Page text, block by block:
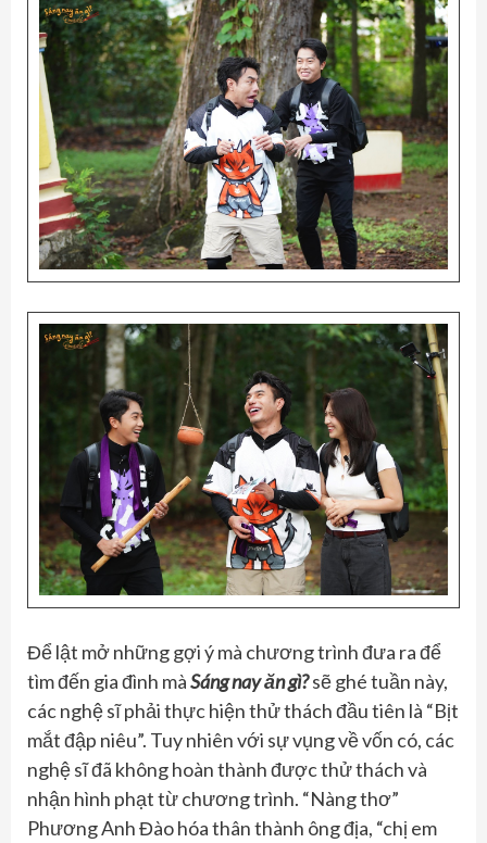
Để lật mở những gợi ý mà chương trình đưa ra để
tìm đến gia đình màSáng nay ăn gì?sẽ ghé tuần này,
các nghệ sĩ phải thực hiện thử thách đầu tiên là “Bịt
mắt đập niêu”. Tuy nhiên với sự vụng về vốn có, các
nghệ sĩ đã không hoàn thành được thử thách và
nhận hình phạt từ chương trình. “Nàng thơ”
Phương Anh Đào hóa thân thành ông địa, “chị em